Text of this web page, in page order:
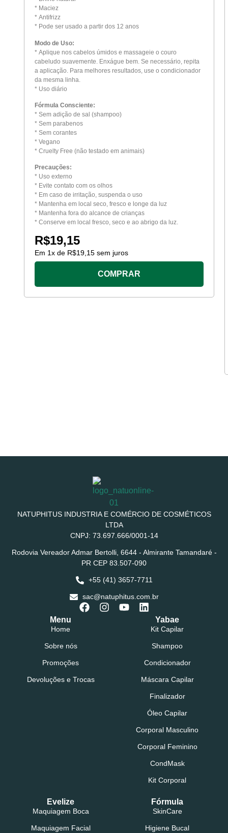
* Maciez
* Antifrizz
* Pode ser usado a partir dos 12 anos
Modo de Uso:
* Aplique nos cabelos úmidos e massageie o couro
cabeludo suavemente. Enxágue bem. Se necessário, repita
a aplicação. Para melhores resultados, use o condicionador
da mesma linha.
* Uso diário
Fórmula Consciente:
* Sem adição de sal (shampoo)
* Sem parabenos
* Sem corantes
* Vegano
* Cruelty Free (não testado em animais)
Precauções:
* Uso externo
* Evite contato com os olhos
* Em caso de irritação, suspenda o uso
* Mantenha em local seco, fresco e longe da luz
* Mantenha fora do alcance de crianças
* Conserve em local fresco, seco e ao abrigo da luz.
R$19,15
Em 1x de R$19,15 sem juros
COMPRAR
NATUPHITUS INDUSTRIA E COMÉRCIO DE COSMÉTICOS
LTDA
CNPJ: 73.697.666/0001-14
Rodovia Vereador Admar Bertolli, 6644 - Almirante Tamandaré -
PR CEP 83.507-090
+55 (41) 3657-7711
sac@natuphitus.com.br
Menu
Home
Sobre nós
Promoções
Devoluções e Trocas
Yabae
Kit Capilar
Shampoo
Condicionador
Máscara Capilar
Finalizador
Óleo Capilar
Corporal Masculino
Corporal Feminino
CondMask
Kit Corporal
Evelize
Maquiagem Boca
Maquiagem Facial
Fórmula
SkinCare
Higiene Bucal